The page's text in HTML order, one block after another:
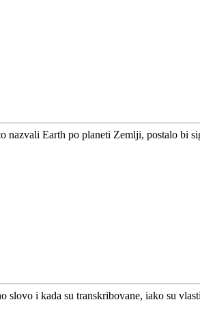
Earth po planeti Zemlji, postalo bi
slovo i kada su transkribovane, iako su